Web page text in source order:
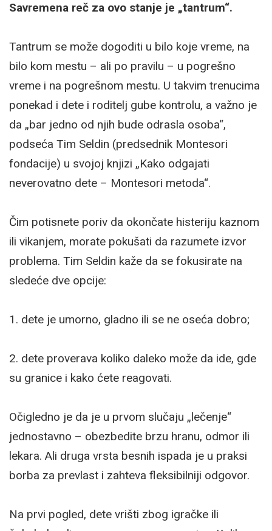
Savremena reč za ovo stanje je „tantrum“.
Tantrum se može dogoditi u bilo koje vreme, na
bilo kom mestu – ali po pravilu – u pogrešno
vreme i na pogrešnom mestu. U takvim trenucima
ponekad i dete i roditelj gube kontrolu, a važno je
da „bar jedno od njih bude odrasla osoba“,
podseća Tim Seldin (predsednik Montesori
fondacije) u svojoj knjizi „Kako odgajati
neverovatno dete – Montesori metoda“.
Čim potisnete poriv da okončate histeriju kaznom
ili vikanjem, morate pokušati da razumete izvor
problema. Tim Seldin kaže da se fokusirate na
sledeće dve opcije:
1. dete je umorno, gladno ili se ne oseća dobro;
2. dete proverava koliko daleko može da ide, gde
su granice i kako ćete reagovati.
Očigledno je da je u prvom slučaju „lečenje“
jednostavno – obezbedite brzu hranu, odmor ili
lekara. Ali druga vrsta besnih ispada je u praksi
borba za prevlast i zahteva fleksibilniji odgovor.
Na prvi pogled, dete vrišti zbog igračke ili